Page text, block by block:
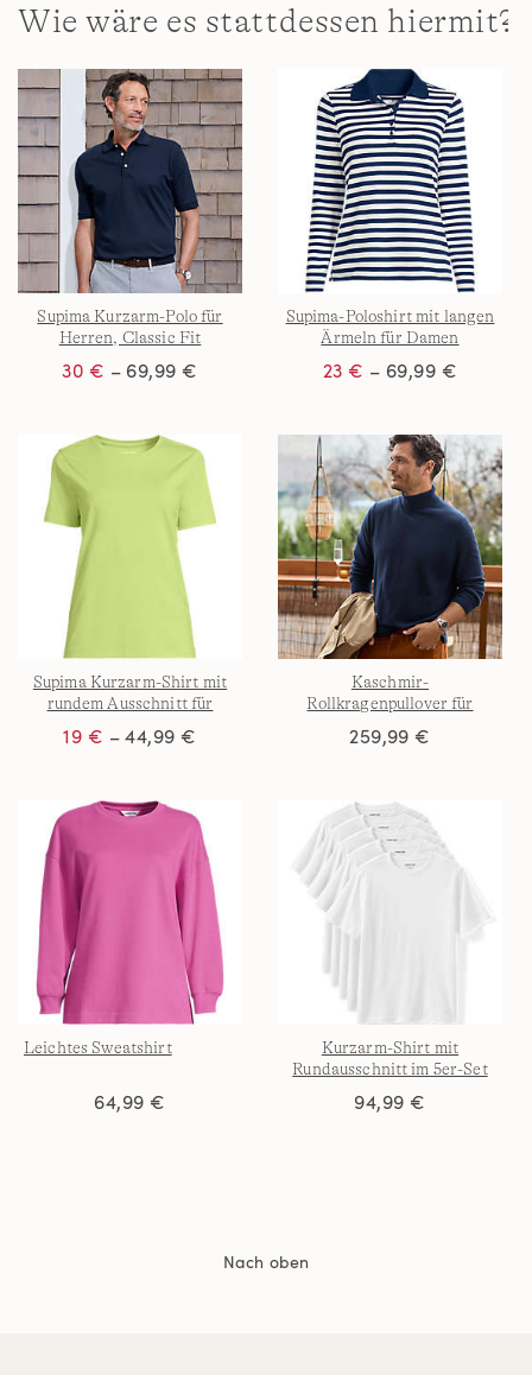
Wie wäre es stattdessen hiermit?
Supima Kurzarm-Polo für
Herren, Classic Fit
30 € – 69,99 €
Supima-Poloshirt mit langen
Ärmeln für Damen
23 € – 69,99 €
Supima Kurzarm-Shirt mit
rundem Ausschnitt für
19 € – 44,99 €
Kaschmir-
Rollkragenpullover für
259,99 €
Leichtes Sweatshirt
64,99 €
Kurzarm-Shirt mit
Rundausschnitt im 5er-Set
94,99 €
Nach oben